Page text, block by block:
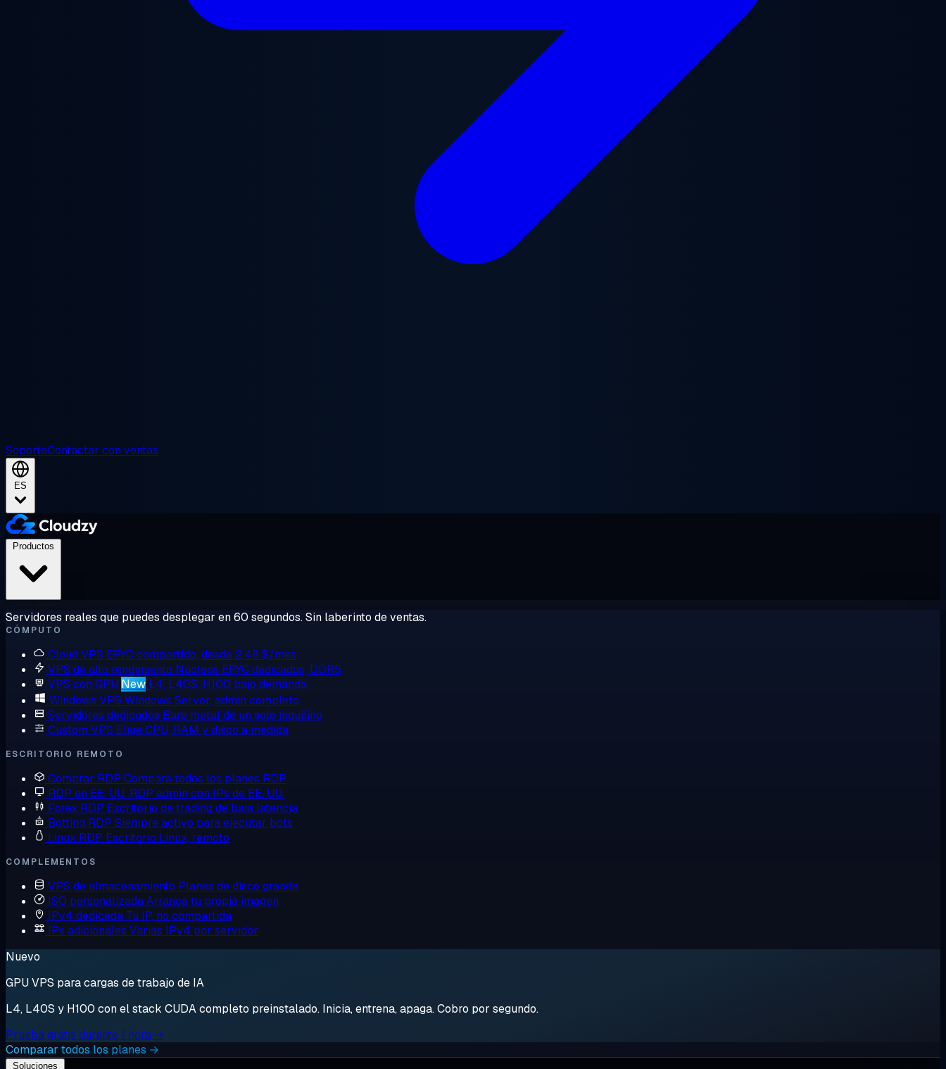
SoporteContactar con ventas
ES
Servidores reales que puedes desplegar en 60 segundos. Sin laberinto de ventas.
CÓMPUTO
Cloud VPS EPYC compartido, desde 2,48 $/mes
VPS de alto rendimiento Núcleos EPYC dedicados, DDR5
VPS con GPU New L4, L40S, H100 bajo demanda
Windows VPS Windows Server, admin completo
Servidores dedicados Bare metal de un solo inquilino
Custom VPS Elige CPU, RAM y disco a medida
ESCRITORIO REMOTO
Comprar RDP Compara todos los planes RDP
RDP en EE. UU. RDP admin con IPs de EE. UU.
Forex RDP Escritorio de trading de baja latencia
Botting RDP Siempre activo para ejecutar bots
Linux RDP Escritorio Linux, remoto
COMPLEMENTOS
VPS de almacenamiento Planes de disco grande
ISO personalizadaArranca tu propia imagen
IPv4 dedicada Tu IP, no compartida
IPs adicionales Varias IPv4 por servidor
Nuevo
GPU VPS para cargas de trabajo de IA
L4, L40S y H100 con el stack CUDA completo preinstalado. Inicia, entrena, apaga. Cobro por segundo.
Prueba gratis durante 1 hora →
Comparar todos los planes →